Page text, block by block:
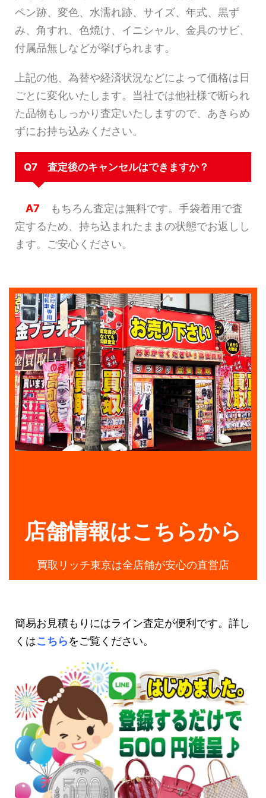
ペン跡、変色、水濡れ跡、サイズ、年式、黒ず
み、角すれ、色焼け、イニシャル、金具のサビ、
付属品無しなどが挙げられます。
上記の他、為替や経済状況などによって価格は日
ごとに変化いたします。当社では他社様で断られ
た品物もしっかり査定いたしますので、あきらめ
ずにお持ち込みください。
Q7 査定後のキャンセルはできますか？
A7 もちろん査定は無料です。手袋着用で査
定するため、持ち込まれたままの状態でお返しし
ます。ご安心ください。
店舗情報はこちらから
買取リッチ東京は全店舗が安心の直営店
簡易お見積もりにはライン査定が便利です。詳し
くはこちらをご覧ください。